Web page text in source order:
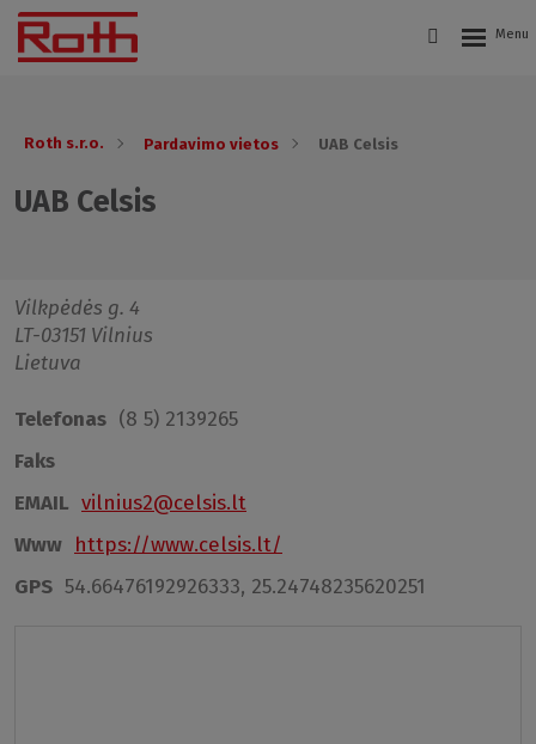
Roth s.r.o. Pardavimo vietos UAB Celsis
UAB Celsis
Vilkpėdės g. 4
LT-03151 Vilnius
Lietuva
Telefonas (8 5) 2139265
Faks
EMAIL vilnius2@celsis.lt
Www https://www.celsis.lt/
GPS 54.66476192926333, 25.24748235620251